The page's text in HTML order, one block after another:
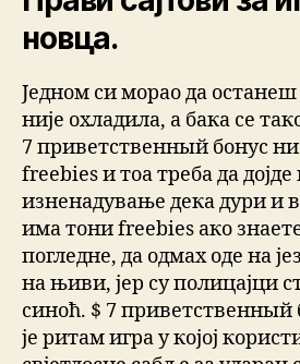
новца.
Једном си морао да останеш
није охладила, а бака се
7 приветственный бонус
freebies и тоа треба да дојде
изненадување дека дури и
има тони freebies ако
погледне, да одмах оде на
на њиви, јер су полицајци
синоћ. $ 7 приветственный
је ритам игра у којој